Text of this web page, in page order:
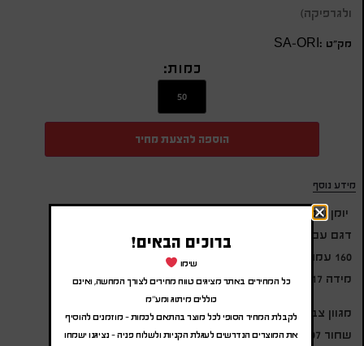
ולגרפיקה)
מק״ט :SA-ORI
כמות:
הוספה להצעת מחיר
מידע נוסף
יומן שבועי B5 עשוי PU
דגם עם סגירה מגנטית
160 עמודים – 17 חודשים
מידה 24X17 ס"מ
מגוון צבעים לבחירה:
שחור 30007
ברוכים הבאים!
שימו
כל המחירים באתר מציגים טווח מחירים לצורך המחשה, ואינם
כוללים מיתוג ומע"מ
לקבלת המחיר הסופי לכל מוצר בהתאם לכמות – מוזמנים להוסיף
את המוצרים הנדרשים לעגלת הקניות ולשלוח פניה – נציגנו ישמחו